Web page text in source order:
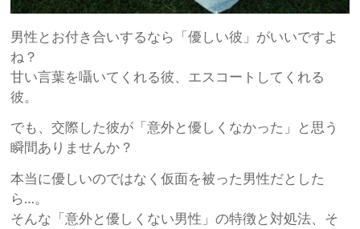
男性とお付き合いするなら「優しい彼」がいいですよ
ね？
甘い言葉を囁いてくれる彼、エスコートしてくれる
彼。
でも、交際した彼が「意外と優しくなかった」と思う
瞬間ありませんか？
本当に優しいのではなく仮面を被った男性だとした
ら…。
そんな「意外と優しくない男性」の特徴と対処法、そ